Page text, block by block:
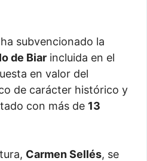
ha subvencionado la
de Biar incluida en el
en valor del
de carácter histórico y
con más de 13
Carmen Sellés, se